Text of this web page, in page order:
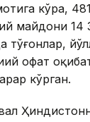
кўра, 481
майдони 14
тўғонлар,
офат
кўрган.